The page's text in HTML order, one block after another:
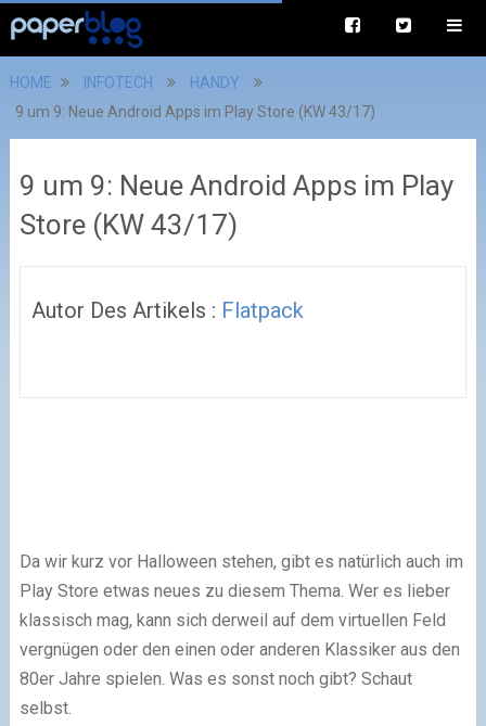
HOME INFOTECH
HANDY
9 um 9: Neue Android Apps im Play Store (KW 43/17)
9 um 9: Neue Android Apps im Play
Store (KW 43/17)
Autor Des Artikels : Flatpack
Da wir kurz vor Halloween stehen, gibt es natürlich auch im
Play Store etwas neues zu diesem Thema. Wer es lieber
klassisch mag, kann sich derweil auf dem virtuellen Feld
vergnügen oder den einen oder anderen Klassiker aus den
80er Jahre spielen. Was es sonst noch gibt? Schaut
selbst.